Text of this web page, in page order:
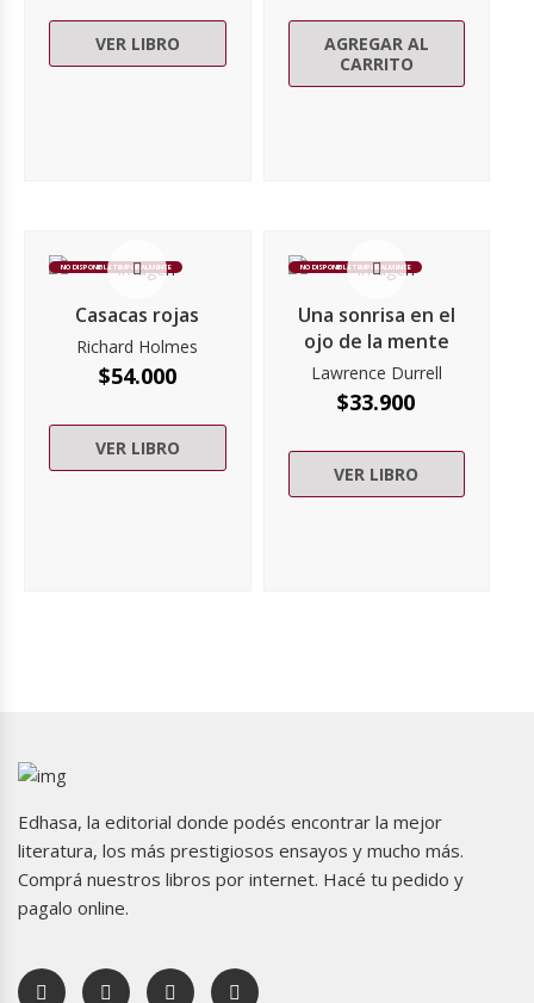
VER LIBRO
AGREGAR AL
CARRITO
NO DISPONIBLE TEMPORALMENTE
Casacas rojas
Richard Holmes
$54.000
VER LIBRO
NO DISPONIBLE TEMPORALMENTE
Una sonrisa en el
ojo de la mente
Lawrence Durrell
$33.900
VER LIBRO
Edhasa, la editorial donde podés encontrar la mejor
literatura, los más prestigiosos ensayos y mucho más.
Comprá nuestros libros por internet. Hacé tu pedido y
pagalo online.